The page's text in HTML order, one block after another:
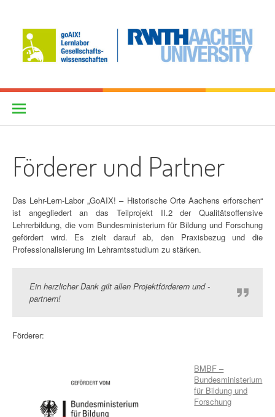
content
goAIX! – historische Orte
erforschen
Förderer und Partner
Das Lehr-Lern-Labor „GoAIX! – Historische Orte Aachens erforschen“
ist angegliedert an das Teilprojekt II.2 der Qualitätsoffensive
Lehrerbildung, die vom Bundesministerium für Bildung und Forschung
gefördert wird. Es zielt darauf ab, den Praxisbezug und die
Professionalisierung im Lehramtsstudium zu stärken.
Ein herzlicher Dank gilt allen Projektförderern und -
partnern!
Förderer:
BMBF –
Bundesministerium
für Bildung und
Forschung